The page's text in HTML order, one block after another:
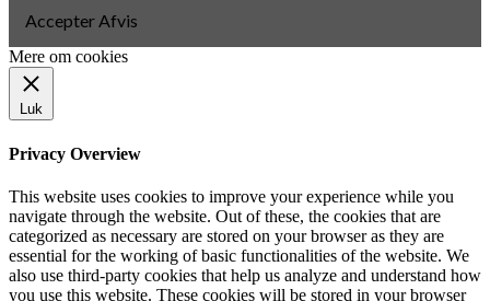
AccepterAfvis
Mere om cookies
Luk
Privacy Overview
This website uses cookies to improve your experience while you
navigate through the website. Out of these, the cookies that are
categorized as necessary are stored on your browser as they are
essential for the working of basic functionalities of the website. We
also use third-party cookies that help us analyze and understand how
you use this website. These cookies will be stored in your browser